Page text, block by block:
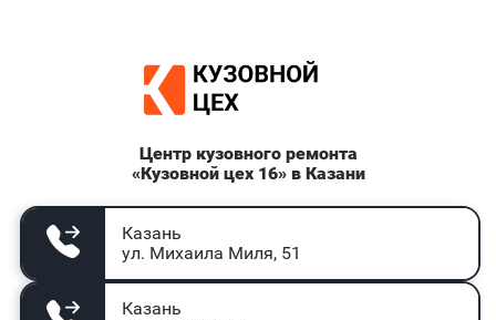
Центр кузовного ремонта
«Кузовной цех 16» в Казани
Казань
ул. Михаила Миля, 51
Казань